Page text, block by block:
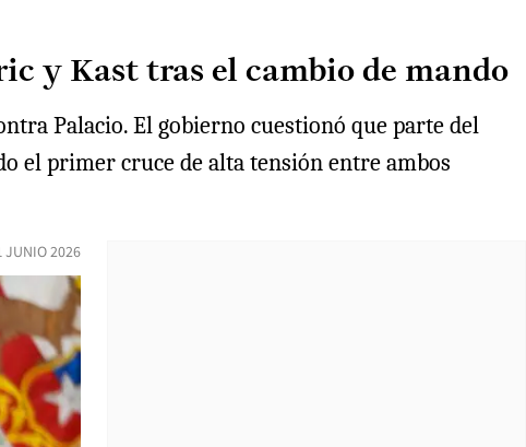
y Kast tras el cambio de mando
Palacio. El gobierno cuestionó que parte del
el primer cruce de alta tensión entre ambos
JUNIO 2026